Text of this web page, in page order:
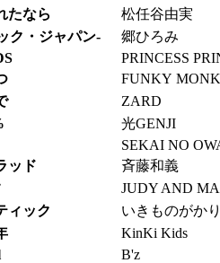
たなら
松任谷由実
ク・ジャパン-
郷ひろみ
PRINCESS
FUNKY
ZARD
光GENJI
SEKAI NO
ッド
斉藤和義
JUDY AND
ィック
いきものがか
KinKi Kids
B'z